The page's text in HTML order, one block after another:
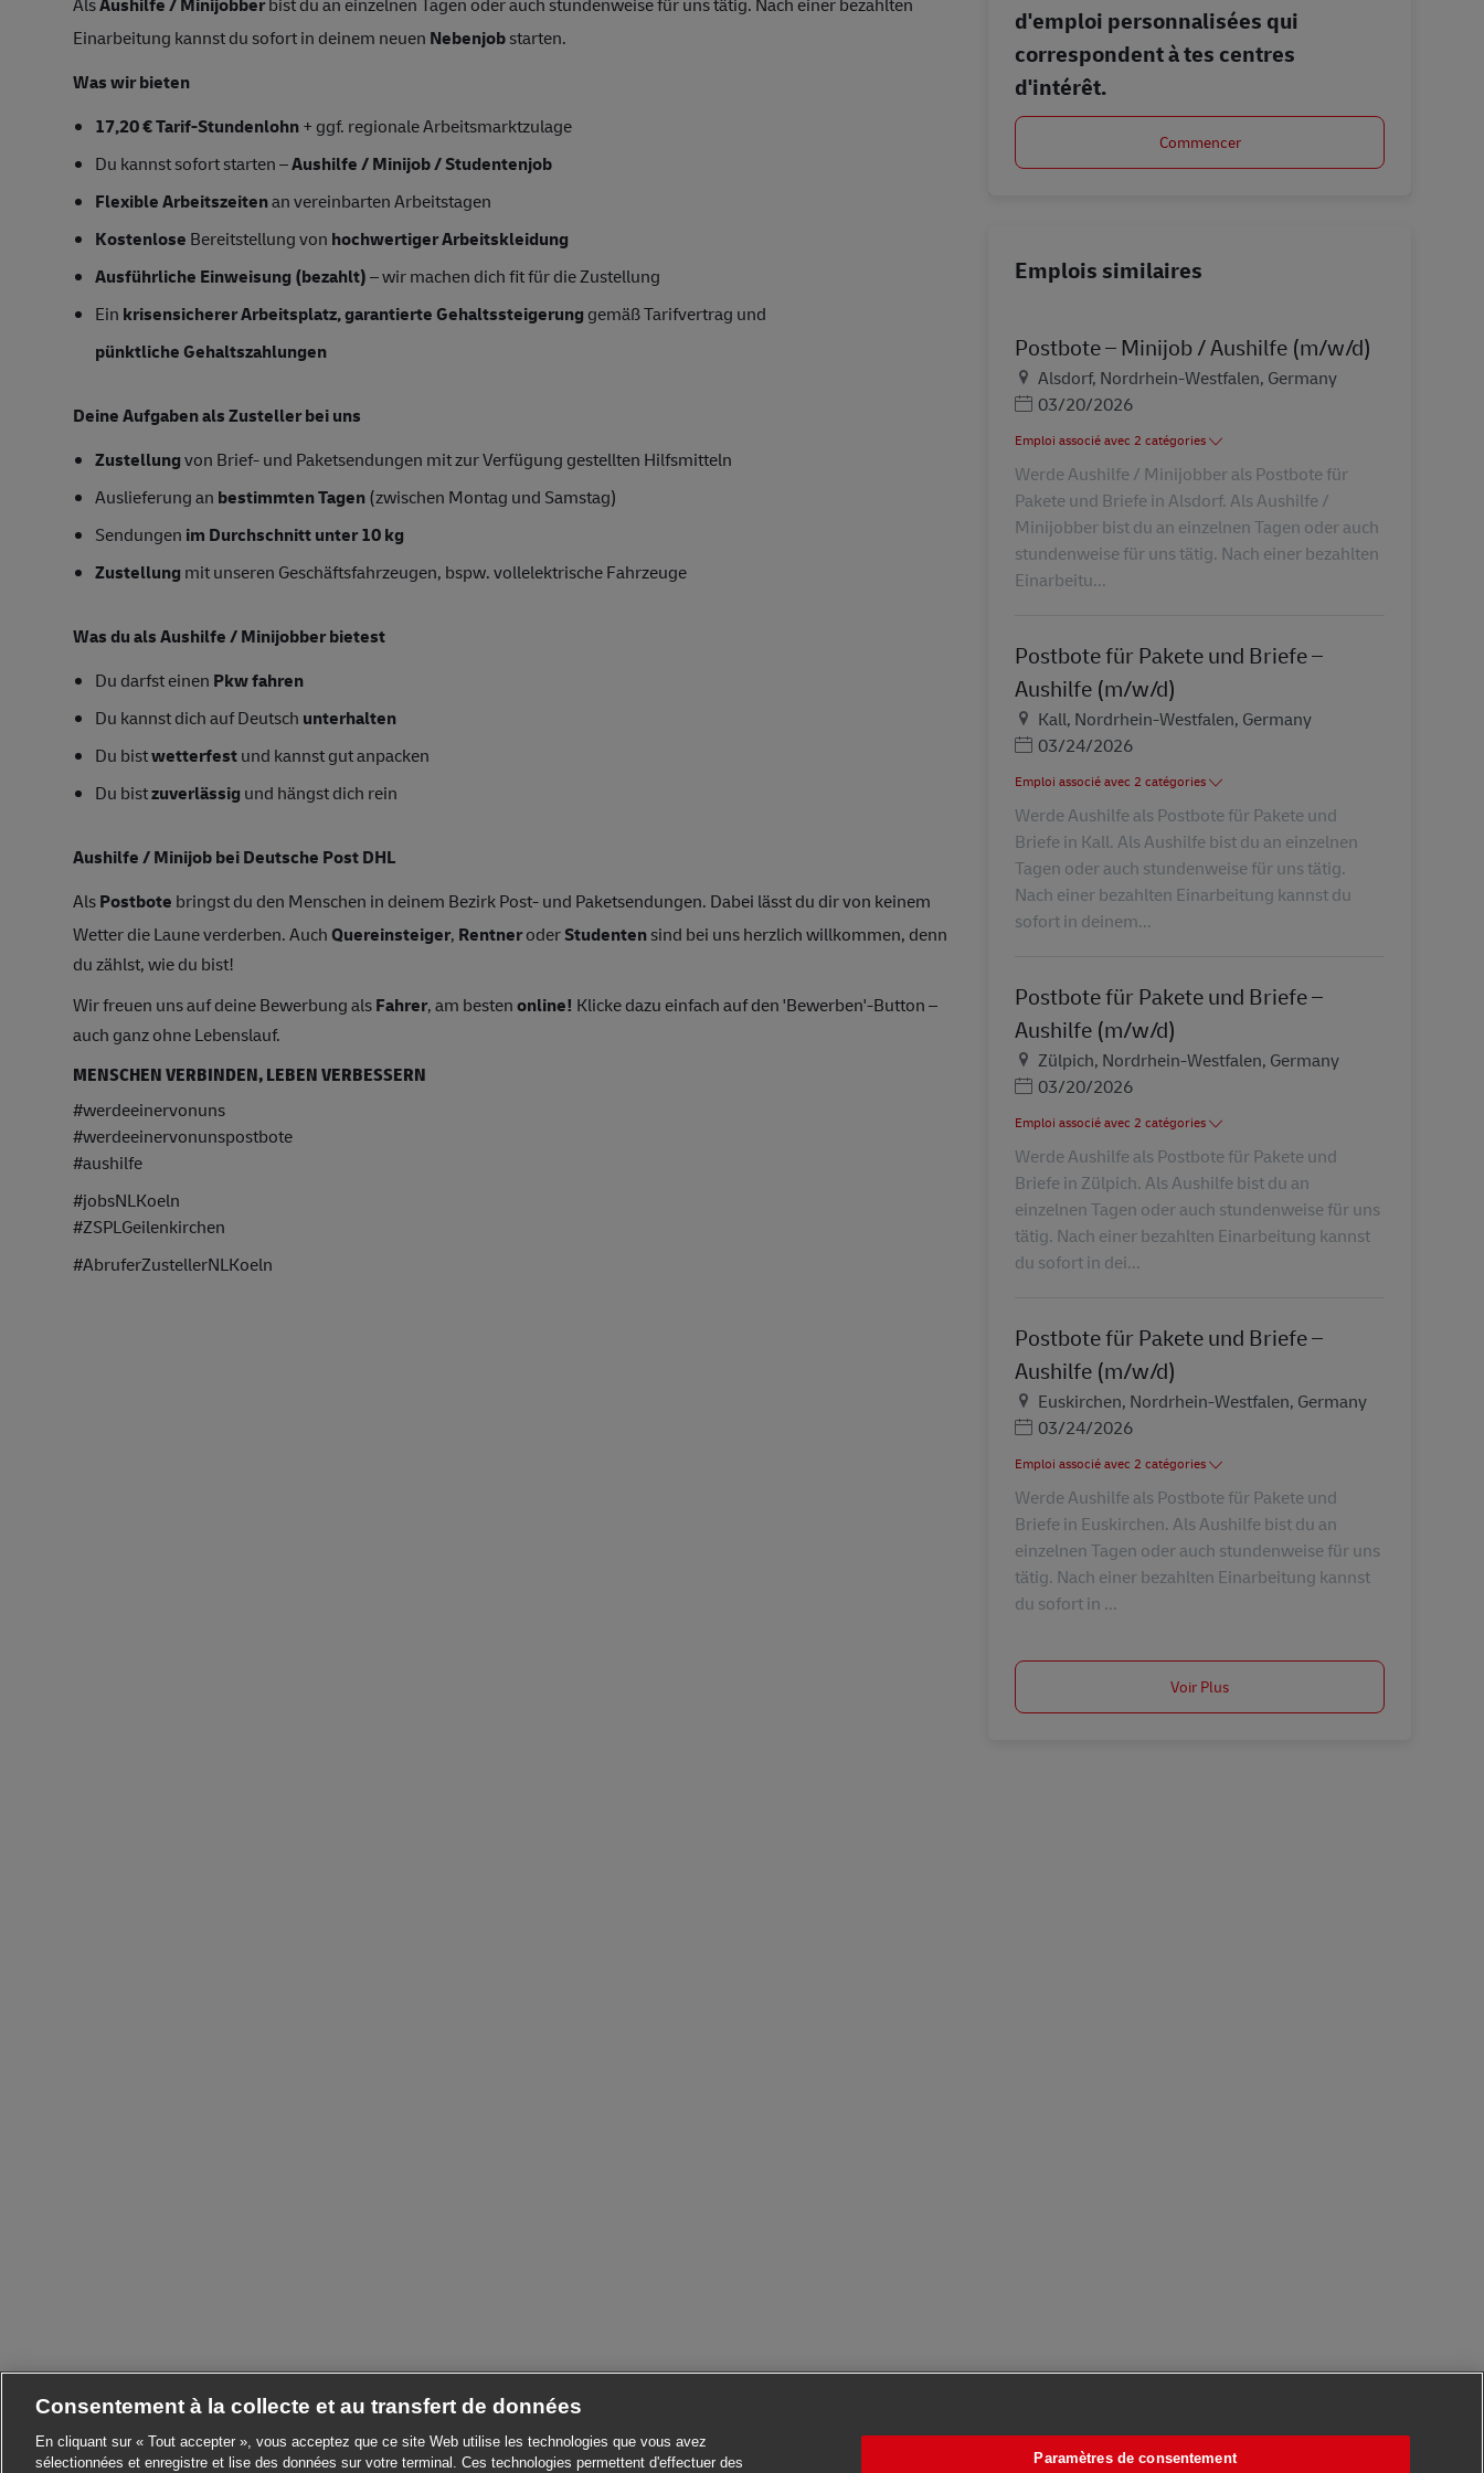
Einarbeitung kannst du sofort in deinem neuen Nebenjobstarten.
Was wir bieten
17,20 € Tarif-Stundenlohn+ ggf. regionale Arbeitsmarktzulage
Du kannst sofort starten –Aushilfe / Minijob / Studentenjob
Flexible Arbeitszeitenan vereinbarten Arbeitstagen
Kostenlose Bereitstellung von hochwertiger Arbeitskleidung
Ausführliche Einweisung (bezahlt)– wir machen dich fit für die Zustellung
Ein krisensicherer Arbeitsplatz, garantierte Gehaltssteigerung gemäß Tarifvertrag und
pünktliche Gehaltszahlungen
Deine Aufgaben als Zusteller bei uns
Zustellungvon Brief- und Paketsendungen mit zur Verfügung gestellten Hilfsmitteln
Auslieferung an bestimmten Tagen(zwischen Montag und Samstag)
Sendungen im Durchschnitt unter 10 kg
Zustellung mit unseren Geschäftsfahrzeugen, bspw. vollelektrische Fahrzeuge
Was du als Aushilfe / Minijobber bietest
Du darfst einen Pkw fahren
Du kannst dich auf Deutsch unterhalten
Du bistwetterfestund kannst gut anpacken
Du bistzuverlässig und hängst dich rein
Aushilfe / Minijob bei Deutsche Post DHL
AlsPostbote bringst du den Menschen in deinem Bezirk Post- und Paketsendungen. Dabei lässt du dir von keinem
Wetter die Laune verderben. AuchQuereinsteiger, RentneroderStudentensind bei uns herzlich willkommen, denn
du zählst, wie du bist!
Wir freuen uns auf deine Bewerbung alsFahrer, am bestenonline! Klicke dazu einfach auf den 'Bewerben'-Button –
auch ganz ohne Lebenslauf.
MENSCHEN VERBINDEN, LEBEN VERBESSERN
#werdeeinervonuns
#werdeeinervonunspostbote
#aushilfe
#jobsNLKoeln
#ZSPLGeilenkirchen
#AbruferZustellerNLKoeln
d'emploi personnalisées qui
correspondent à tes centres
d'intérêt.
Commencer
Emplois similaires
Postbote – Minijob / Aushilfe (m/w/d)
LieuAlsdorf, Nordrhein-Westfalen, Germany
Posted Date
03/20/2026
Emploi associé avec 2 catégories
Werde Aushilfe / Minijobber als Postbote für
Pakete und Briefe in Alsdorf. Als Aushilfe /
Minijobber bist du an einzelnen Tagen oder auch
stundenweise für uns tätig. Nach einer bezahlten
Einarbeitu...
Postbote für Pakete und Briefe –
Aushilfe (m/w/d)
LieuKall, Nordrhein-Westfalen, Germany
Posted Date
03/24/2026
Emploi associé avec 2 catégories
Werde Aushilfe als Postbote für Pakete und
Briefe in Kall. Als Aushilfe bist du an einzelnen
Tagen oder auch stundenweise für uns tätig.
Nach einer bezahlten Einarbeitung kannst du
sofort in deinem...
Postbote für Pakete und Briefe –
Aushilfe (m/w/d)
LieuZülpich, Nordrhein-Westfalen, Germany
Posted Date
03/20/2026
Emploi associé avec 2 catégories
Werde Aushilfe als Postbote für Pakete und
Briefe in Zülpich. Als Aushilfe bist du an
einzelnen Tagen oder auch stundenweise für uns
tätig. Nach einer bezahlten Einarbeitung kannst
du sofort in dei...
Postbote für Pakete und Briefe –
Aushilfe (m/w/d)
LieuEuskirchen, Nordrhein-Westfalen, Germany
Posted Date
03/24/2026
Emploi associé avec 2 catégories
Werde Aushilfe als Postbote für Pakete und
Briefe in Euskirchen. Als Aushilfe bist du an
einzelnen Tagen oder auch stundenweise für uns
tätig. Nach einer bezahlten Einarbeitung kannst
du sofort in ...
Voir Plus
Consentement à la collecte et au transfert de données
En cliquant sur « Tout accepter », vous acceptez que ce site Web utilise les technologies que vous avez
sélectionnées et enregistre et lise des données sur votre terminal. Ces technologies permettent d'effectuer des
Paramètres de consentement